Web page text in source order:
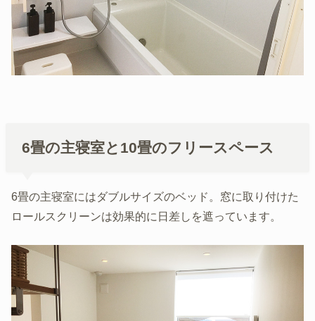
6畳の主寝室と10畳のフリースペース
6畳の主寝室にはダブルサイズのベッド。窓に取り付けた
ロールスクリーンは効果的に日差しを遮っています。